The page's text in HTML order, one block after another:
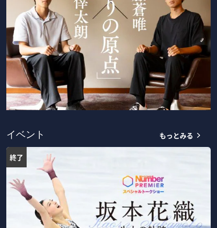
イベント もっとみる
終了